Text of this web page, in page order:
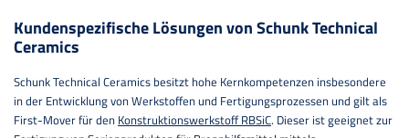
Kundenspezifische Lösungen von Schunk Technical
Ceramics
Schunk Technical Ceramics besitzt hohe Kernkompetenzen insbesondere
in der Entwicklung von Werkstoffen und Fertigungsprozessen und gilt als
First-Mover für den Konstruktionswerkstoff RBSiC. Dieser ist geeignet zur